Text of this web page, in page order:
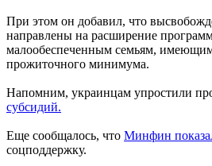
При этом он добавил, что
направлены на расширение
малообеспеченным семьям,
прожиточного минимума.
Напомним, украинцам упростили
субсидий.
Еще сообщалось, что Минфин
соцподдержку.